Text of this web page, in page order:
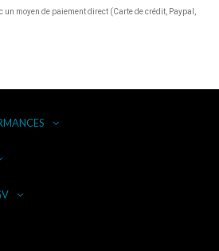
moyen de paiement direct (Carte de crédit, Paypal,